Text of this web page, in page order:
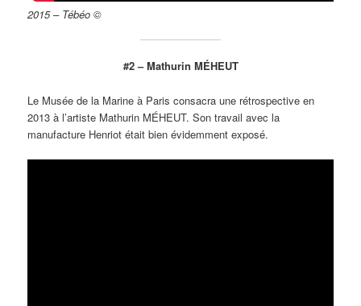
2015 – Tébéo ©
#2 – Mathurin MÉHEUT
Le Musée de la Marine à Paris consacra une rétrospective en
2013 à l’artiste Mathurin MÉHEUT. Son travail avec la
manufacture Henriot était bien évidemment exposé.